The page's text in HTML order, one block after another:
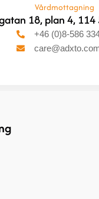
Vårdmottagning
18, plan 4,
+46 (0)8-586